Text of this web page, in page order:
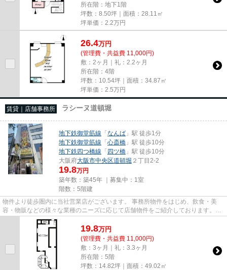
所在階：地下1階
坪数：8.50坪｜面積：28.11㎡
坪単価： 2.2万円
26.4万円
(管理費・共益費 11,000円)
敷：2ヶ月｜礼：2.2ヶ月
所在階：4階
坪数：10.54坪｜面積：34.87㎡
坪単価： 2.5万円
賃貸｜店舗事務所 ラシーヌ道頓堀
地下鉄御堂筋線 「なんば 」駅 徒歩1分
地下鉄御堂筋線 「心斎橋 」駅 徒歩10分
地下鉄四つ橋線 「四ツ橋 」駅 徒歩10分
大阪府大阪市中央区道頓堀 ２丁目2-2
19.8万円
築年数：築45年 ｜募集中： 1室
階数：5階建
物件より徒歩圏内に当社営業店がございます。 事務所物件をはじめ、飲食・美
容・物販などの様々な業種のニーズに応じて店舗物件をご紹介しております。
尚、弊社ではおとり広告は一切...
19.8万円
(管理費・共益費 11,000円)
敷：3ヶ月｜礼：3.3ヶ月
所在階：5階
坪数：14.82坪｜面積：49.02㎡